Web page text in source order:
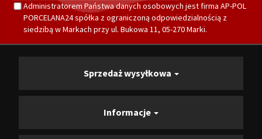
Administratorem Państwa danych osobowych jest firma AP-POL
PORCELANA24 spółka z ograniczoną odpowiedzialnością z
siedzibą w Markach przy ul. Bukowa 11, 05-270 Marki.
Sprzedaż wysyłkowa
Informacje